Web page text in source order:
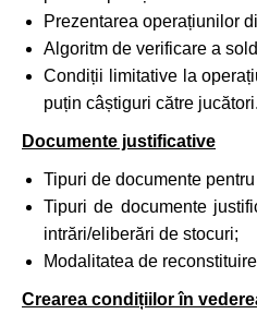
Prezentarea operațiunilor
Algoritm de verificare a
Condiții limitative la
puțin câștiguri către jucători.
Documente justificative
Tipuri de documente
Tipuri de documente
intrări/eliberări de stocuri;
Modalitatea de
Crearea condițiilor în